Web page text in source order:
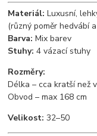
Materiál: Luxusní,
(různý poměr hedvábí
Barva: Mix barev
Stuhy: 4 vázací stuhy
Rozměry:
Délka – cca kratší než
Obvod – max 168 cm
Velikost: 32–50